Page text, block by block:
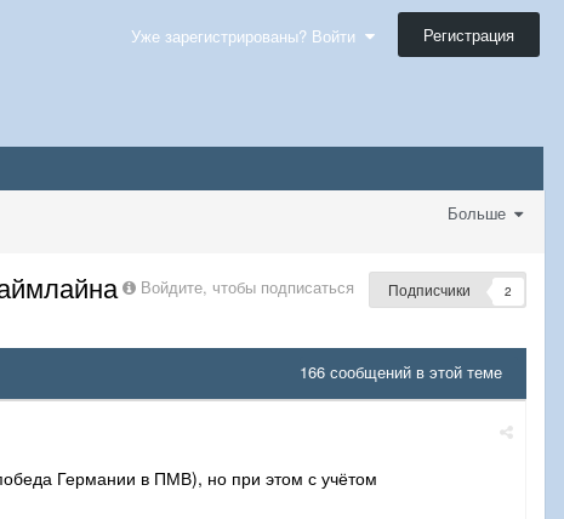
Уже зарегистрированы? Войти Регистрация
Больше
Войдите, чтобы подписаться Подписчики 2
166 сообщений в этой теме
Германии в ПМВ), но при этом с учётом